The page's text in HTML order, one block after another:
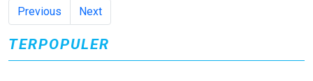
Previous Next
TERPOPULER